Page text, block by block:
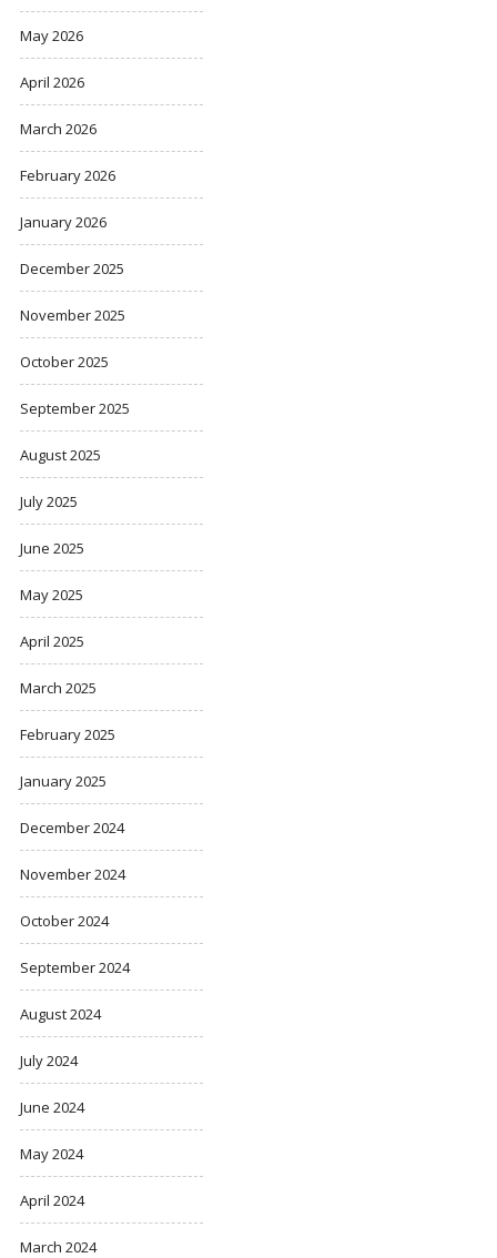
May 2026
April 2026
March 2026
February 2026
January 2026
December 2025
November 2025
October 2025
September 2025
August 2025
July 2025
June 2025
May 2025
April 2025
March 2025
February 2025
January 2025
December 2024
November 2024
October 2024
September 2024
August 2024
July 2024
June 2024
May 2024
April 2024
March 2024